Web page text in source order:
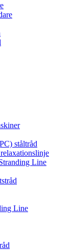
ståltråd
Line
Line